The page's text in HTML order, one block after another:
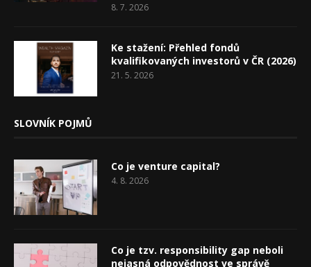
8. 7. 2026
Ke stažení: Přehled fondů
kvalifikovaných investorů v ČR (2026)
21. 5. 2026
SLOVNÍK POJMŮ
Co je venture capital?
4. 8. 2026
Co je tzv. responsibility gap neboli
nejasná odpovědnost ve správě